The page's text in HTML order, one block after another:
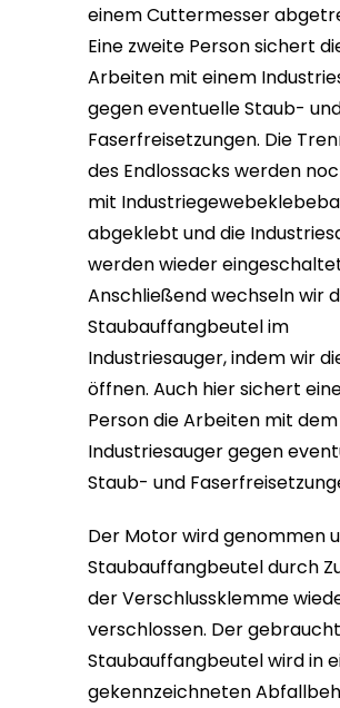
einem Cuttermesser
Eine zweite Person sichert
Arbeiten mit einem
gegen eventuelle Staub-
Faserfreisetzungen. Die
des Endlossacks werden
mit
abgeklebt und die
werden wieder
Anschließend wechseln wir
Staubauffangbeutel im
Industriesauger, indem wir
öffnen. Auch hier sichert
Person die Arbeiten mit
Industriesauger gegen
Staub- und
Der Motor wird genommen
Staubauffangbeutel durch
der Verschlussklemme
verschlossen. Der
Staubauffangbeutel wird in
gekennzeichneten